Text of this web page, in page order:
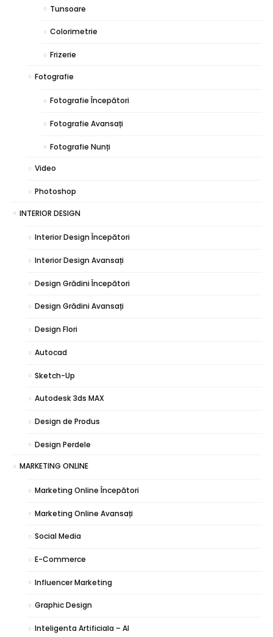
Tunsoare
Colorimetrie
Frizerie
Fotografie
Fotografie Începători
Fotografie Avansați
Fotografie Nunți
Video
Photoshop
INTERIOR DESIGN
Interior Design Începători
Interior Design Avansați
Design Grădini Începători
Design Grădini Avansați
Design Flori
Autocad
Sketch-Up
Autodesk 3ds MAX
Design de Produs
Design Perdele
MARKETING ONLINE
Marketing Online Începători
Marketing Online Avansați
Social Media
E-Commerce
Influencer Marketing
Graphic Design
Inteligenta Artificiala – AI